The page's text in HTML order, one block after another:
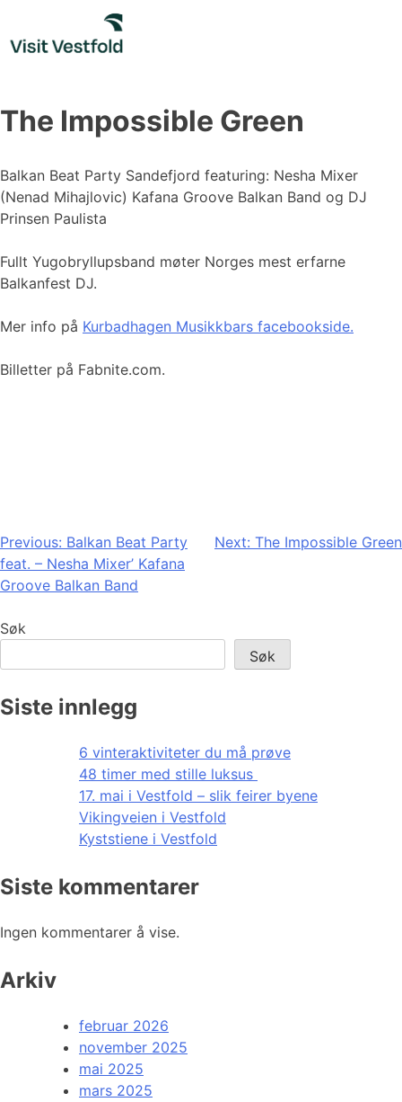
content
The Impossible Green
Balkan Beat Party Sandefjord featuring: Nesha Mixer
(Nenad Mihajlovic) Kafana Groove Balkan Band og DJ
Prinsen Paulista
Fullt Yugobryllupsband møter Norges mest erfarne
Balkanfest DJ.
Mer info på Kurbadhagen Musikkbars facebookside.
Billetter på Fabnite.com.
Innleggsnavigasjon
Previous: Balkan Beat Party
feat. – Nesha Mixer’ Kafana
Groove Balkan Band
Next: The Impossible Green
Søk
Søk
Siste innlegg
6 vinteraktiviteter du må prøve
48 timer med stille luksus
17. mai i Vestfold – slik feirer byene
Vikingveien i Vestfold
Kyststiene i Vestfold
Siste kommentarer
Ingen kommentarer å vise.
Arkiv
februar 2026
november 2025
mai 2025
mars 2025